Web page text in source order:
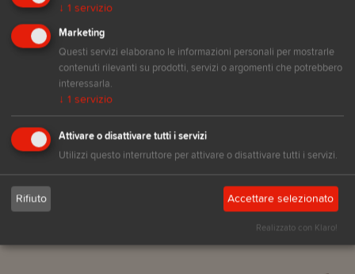
01.09.2025 di ELISABETTA
MANTOVANI
L’Igiene non è una scelta! Per la
salute dei nostri animali e per quella
di tutta la famiglia è indispensabile
tenere la casa pulita e igienizzata
MANTOVANI
In questo
giusti per loro
↓ 1 servizio
Marketing
Questi servizi elaborano le informazioni personali per mostrarle
contenuti rilevanti su prodotti, servizi o argomenti che potrebbero
interessarla.
↓ 1 servizio
Attivare o disattivare tutti i servizi
Utilizzi questo interruttore per attivare o disattivare tutti i servizi.
Rifiuto Accettare selezionato
Realizzato con Klaro!